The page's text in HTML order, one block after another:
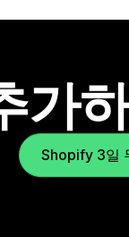
가
Shopify 3일